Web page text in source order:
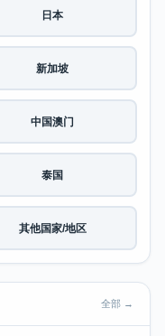
日本
新加坡
中国澳门
泰国
其他国家/地区
全部 →